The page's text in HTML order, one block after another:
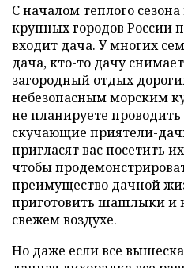
С началом теплого
крупных городов России
входит дача. У многих
дача, кто-то дачу
загородный отдых
небезопасным морским
не планируете проводить
скучающие приятели-
пригласят вас посетить
чтобы
преимущество дачной
приготовить шашлыки и
свежем воздухе.
Но даже если все